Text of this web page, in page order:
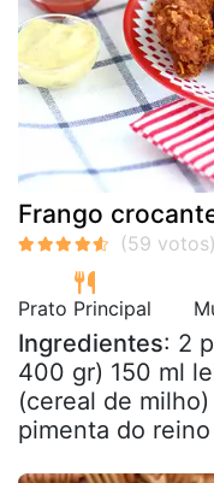
Frango
Prato Principal
Ingredientes: 2
400 gr) 150 ml
(cereal de
pimenta do